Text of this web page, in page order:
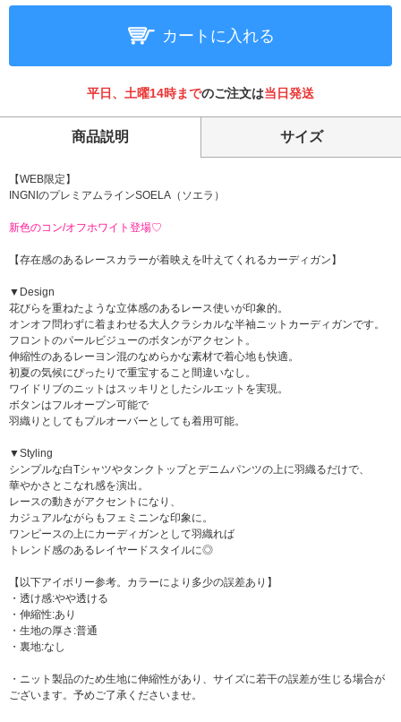
カートに入れる
平日、土曜14時までのご注文は当日発送
商品説明 サイズ
【WEB限定】
INGNIのプレミアムラインSOELA（ソエラ）
新色のコン/オフホワイト登場♡
【存在感のあるレースカラーが着映えを叶えてくれるカーディガン】
▼Design
花びらを重ねたような立体感のあるレース使いが印象的。
オンオフ問わずに着まわせる大人クラシカルな半袖ニットカーディガンです。
フロントのパールビジューのボタンがアクセント。
伸縮性のあるレーヨン混のなめらかな素材で着心地も快適。
初夏の気候にぴったりで重宝すること間違いなし。
ワイドリブのニットはスッキリとしたシルエットを実現。
ボタンはフルオープン可能で
羽織りとしてもプルオーバーとしても着用可能。
▼Styling
シンプルな白Tシャツやタンクトップとデニムパンツの上に羽織るだけで、
華やかさとこなれ感を演出。
レースの動きがアクセントになり、
カジュアルながらもフェミニンな印象に。
ワンピースの上にカーディガンとして羽織れば
トレンド感のあるレイヤードスタイルに◎
【以下アイボリー参考。カラーにより多少の誤差あり】
・透け感:やや透ける
・伸縮性:あり
・生地の厚さ:普通
・裏地:なし
・ニット製品のため生地に伸縮性があり、サイズに若干の誤差が生じる場合が
ございます。予めご了承くださいませ。